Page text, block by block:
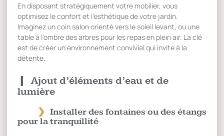
En disposant stratégiquement votre mobilier, vous
optimisez le confort et l’esthétique de votre jardin.
Imaginez un coin salon orienté vers le soleil levant, ou une
table à l’ombre des arbres pour les repas en plein air. La clé
est de créer un environnement convivial qui invite à la
détente.
Ajout d’éléments d’eau et de
lumière
Installer des fontaines ou des étangs
pour la tranquillité